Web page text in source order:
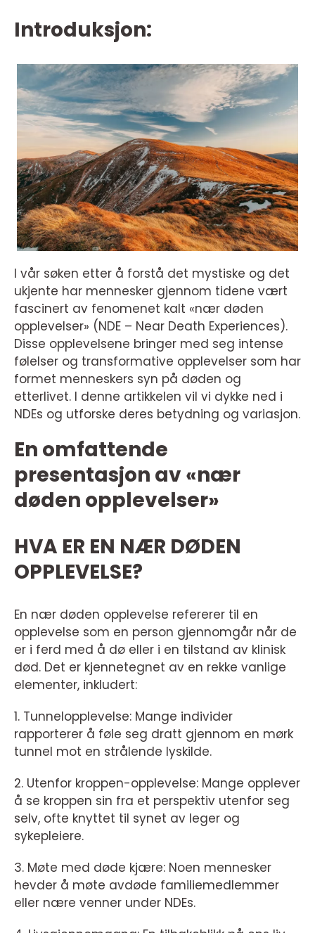
Introduksjon:
I vår søken etter å forstå det mystiske og det
ukjente har mennesker gjennom tidene vært
fascinert av fenomenet kalt «nær døden
opplevelser» (NDE – Near Death Experiences).
Disse opplevelsene bringer med seg intense
følelser og transformative opplevelser som har
formet menneskers syn på døden og
etterlivet. I denne artikkelen vil vi dykke ned i
NDEs og utforske deres betydning og variasjon.
En omfattende
presentasjon av «nær
døden opplevelser»
HVA ER EN NÆR DØDEN
OPPLEVELSE?
En nær døden opplevelse refererer til en
opplevelse som en person gjennomgår når de
er i ferd med å dø eller i en tilstand av klinisk
død. Det er kjennetegnet av en rekke vanlige
elementer, inkludert:
1. Tunnelopplevelse: Mange individer
rapporterer å føle seg dratt gjennom en mørk
tunnel mot en strålende lyskilde.
2. Utenfor kroppen-opplevelse: Mange opplever
å se kroppen sin fra et perspektiv utenfor seg
selv, ofte knyttet til synet av leger og
sykepleiere.
3. Møte med døde kjære: Noen mennesker
hevder å møte avdøde familiemedlemmer
eller nære venner under NDEs.